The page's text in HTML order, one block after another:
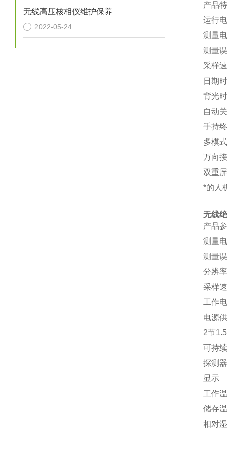
无线高压核相仪维护保养
2022-05-24
产品
运行
测量
测量
采样
日期
背光
自动
手持
多模
万向
双重
*的人
无线
产品
测量
测量
分辨率
采样
工作
电源
2节
可持
探测
显示
工作
储存
相对